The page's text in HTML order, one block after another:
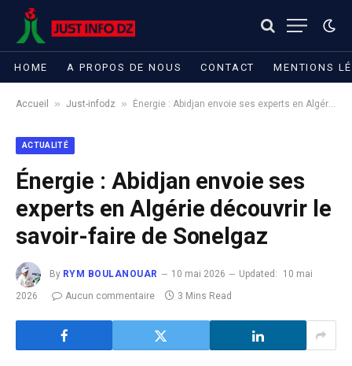
HOME A PROPOS DE NOUS CONTACT MENTIONS
Accueil » Just-infodz » Énergie : Abidjan envoie ses experts en Algérie découvrir le savoir-faire de Sonelgaz
ACTUALITÉ
Énergie : Abidjan envoie ses
experts en Algérie découvrir le
savoir-faire de Sonelgaz
By RYM BOULANOUAR 10 mai 2026 Updated:
10 mai
2026
Aucun commentaire 3 Mins Read